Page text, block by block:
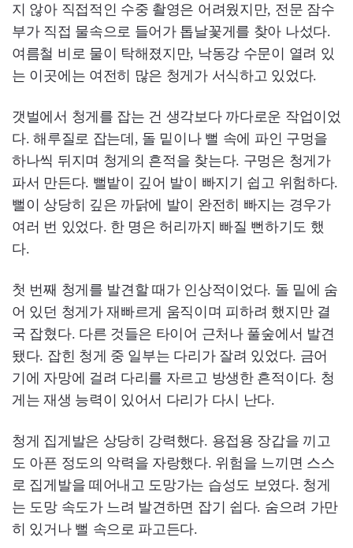
지 않아 직접적인 수중 촬영은 어려웠지만, 전문 잠수
부가 직접 물속으로 들어가 톱날꽃게를 찾아 나섰다.
여름철 비로 물이 탁해졌지만, 낙동강 수문이 열려 있
는 이곳에는 여전히 많은 청게가 서식하고 있었다.
갯벌에서 청게를 잡는 건 생각보다 까다로운 작업이었
다. 해루질로 잡는데, 돌 밑이나 뻘 속에 파인 구멍을
하나씩 뒤지며 청게의 흔적을 찾는다. 구멍은 청게가
파서 만든다. 뻘밭이 깊어 발이 빠지기 쉽고 위험하다.
뻘이 상당히 깊은 까닭에 발이 완전히 빠지는 경우가
여러 번 있었다. 한 명은 허리까지 빠질 뻔하기도 했
다.
첫 번째 청게를 발견할 때가 인상적이었다. 돌 밑에 숨
어 있던 청게가 재빠르게 움직이며 피하려 했지만 결
국 잡혔다. 다른 것들은 타이어 근처나 풀숲에서 발견
됐다. 잡힌 청게 중 일부는 다리가 잘려 있었다. 금어
기에 자망에 걸려 다리를 자르고 방생한 흔적이다. 청
게는 재생 능력이 있어서 다리가 다시 난다.
청게 집게발은 상당히 강력했다. 용접용 장갑을 끼고
도 아픈 정도의 악력을 자랑했다. 위험을 느끼면 스스
로 집게발을 떼어내고 도망가는 습성도 보였다. 청게
는 도망 속도가 느려 발견하면 잡기 쉽다. 숨으려 가만
히 있거나 뻘 속으로 파고든다.